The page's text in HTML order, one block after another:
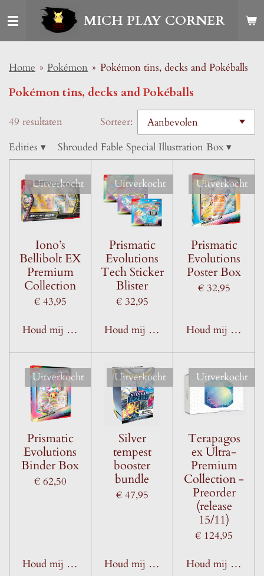
direct
naar
hoofdinhoud
MICH PLAY CORNER
Home » Pokémon » Pokémon tins, decks and Pokéballs
Pokémon tins, decks and Pokéballs
49 resultaten
Sorteer:
Edities ▾ Shrouded Fable Special Illustration Box ▾
Uitverkocht
Iono’s
Bellibolt EX
Premium
Collection
€ 43,95
Houd mij op de hoogte
Uitverkocht
Prismatic
Evolutions
Tech Sticker
Blister
€ 32,95
Houd mij op de hoogte
Uitverkocht
Prismatic
Evolutions
Poster Box
€ 32,95
Houd mij op de
Uitverkocht
Prismatic
Evolutions
Binder Box
€ 62,50
Houd mij op de hoogte
Uitverkocht
Silver
tempest
booster
bundle
€ 47,95
Houd mij op de hoogte
Uitverkocht
Terapagos
ex Ultra-
Premium
Collection -
Preorder
(release
15/11)
€ 124,95
Houd mij op de